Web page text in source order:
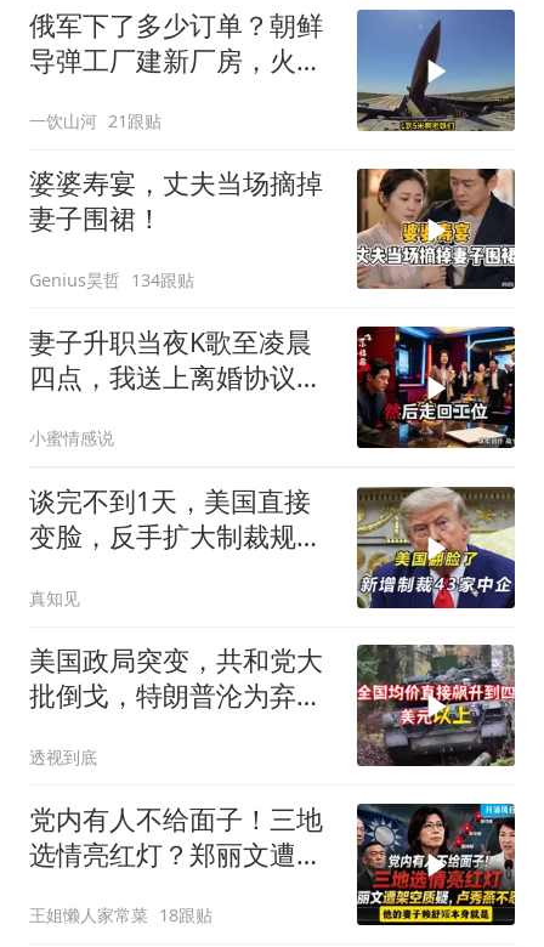
俄军下了多少订单？朝鲜
导弹工厂建新厂房，火星
一饮山河 21跟贴
婆婆寿宴，丈夫当场摘掉
妻子围裙！
Genius昊哲 134跟贴
妻子升职当夜K歌至凌晨
四点，我送上离婚协议果
口：我们谈谈
小蜜情感说
谈完不到1天，美国直接
变脸，反手扩大制裁规
真知见
美国政局突变，共和党大
批倒戈，特朗普沦为弃
透视到底
党内有人不给面子！三地
选情亮红灯？郑丽文遭架
一起来听听
王姐懒人家常菜 18跟贴